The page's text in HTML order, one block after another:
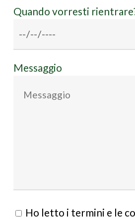
Quando vorresti
Messaggio
Ho letto i termini e le